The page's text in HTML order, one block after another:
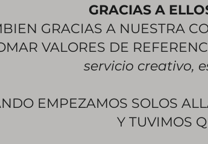
GRACIAS A
GRACIAS A NUESTRA
VALORES DE
servicio creativo,
EMPEZAMOS SOLOS
Y TUVIMOS